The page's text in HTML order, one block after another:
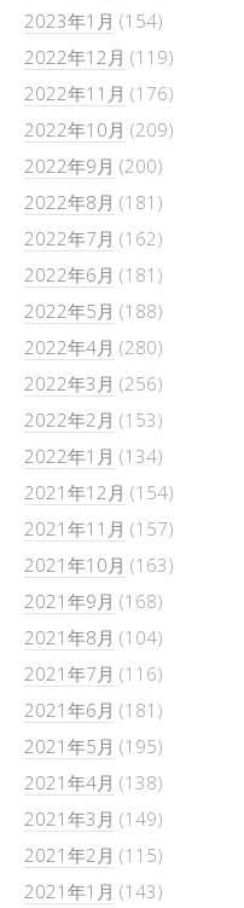
2023年1月 (154)
2022年12月 (119)
2022年11月 (176)
2022年10月 (209)
2022年9月 (200)
2022年8月 (181)
2022年7月 (162)
2022年6月 (181)
2022年5月 (188)
2022年4月 (280)
2022年3月 (256)
2022年2月 (153)
2022年1月 (134)
2021年12月 (154)
2021年11月 (157)
2021年10月 (163)
2021年9月 (168)
2021年8月 (104)
2021年7月 (116)
2021年6月 (181)
2021年5月 (195)
2021年4月 (138)
2021年3月 (149)
2021年2月 (115)
2021年1月 (143)